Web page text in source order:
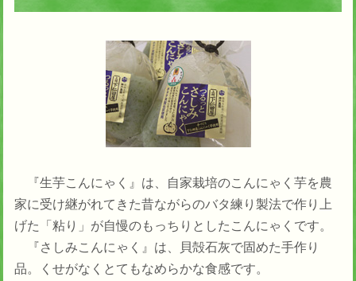
『生芋こんにゃく』は、自家栽培のこんにゃく芋を農
家に受け継がれてきた昔ながらのバタ練り製法で作り上
げた「粘り」が自慢のもっちりとしたこんにゃくです。
『さしみこんにゃく』は、貝殻石灰で固めた手作り
品。くせがなくとてもなめらかな食感です。